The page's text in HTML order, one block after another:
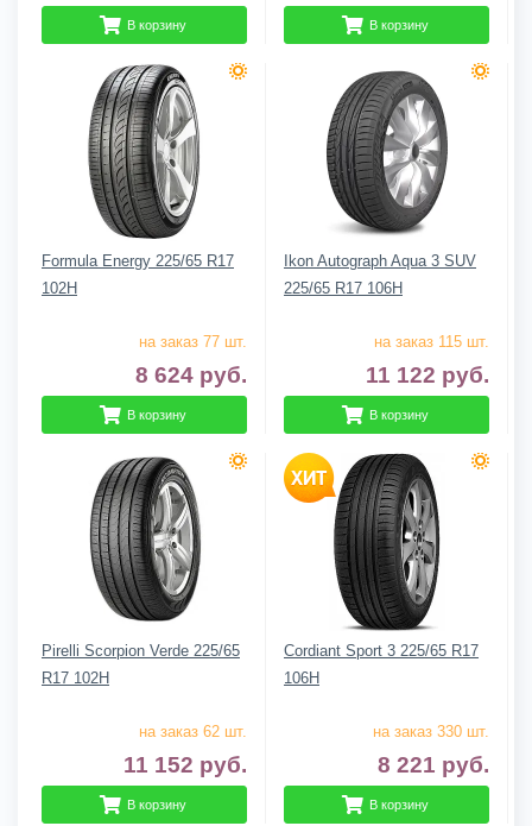
В корзину В корзину
Formula Energy 225/65 R17
102H
на заказ 77 шт.
8 624 руб.
В корзину
Ikon Autograph Aqua 3 SUV
225/65 R17 106H
на заказ 115 шт.
11 122 руб.
В корзину
Pirelli Scorpion Verde 225/65
R17 102H
на заказ 62 шт.
11 152 руб.
В корзину
Cordiant Sport 3 225/65 R17
106H
на заказ 330 шт.
8 221 руб.
В корзину